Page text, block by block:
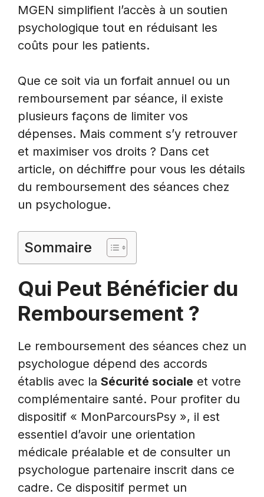
MGEN simplifient l’accès à un soutien
psychologique tout en réduisant les
coûts pour les patients.
Que ce soit via un forfait annuel ou un
remboursement par séance, il existe
plusieurs façons de limiter vos
dépenses. Mais comment s’y retrouver
et maximiser vos droits ? Dans cet
article, on déchiffre pour vous les détails
du remboursement des séances chez
un psychologue.
Sommaire
Qui Peut Bénéficier du
Remboursement ?
Le remboursement des séances chez un
psychologue dépend des accords
établis avec la Sécurité sociale et votre
complémentaire santé. Pour profiter du
dispositif « MonParcoursPsy », il est
essentiel d’avoir une orientation
médicale préalable et de consulter un
psychologue partenaire inscrit dans ce
cadre. Ce dispositif permet un